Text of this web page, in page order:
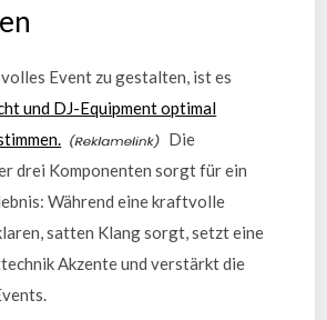
Event zu gestalten, ist es
und DJ-Equipment optimal
Die
drei Komponenten sorgt für ein
Während eine kraftvolle
satten Klang sorgt, setzt eine
Akzente und verstärkt die